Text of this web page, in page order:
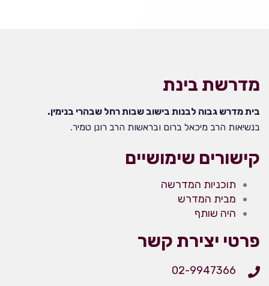
מדרשת בינת
בית מדרש גבוה לבנות בישוב שבות רחל שבהרי בנימין.
בנשיאות הרב מיכאל ברום ובראשות הרב רונן טמיר.
קישורים שימושיים
תוכניות המדרשה
מבית המדרש
היה שותף
פרטי יצירת קשר
02-9947366